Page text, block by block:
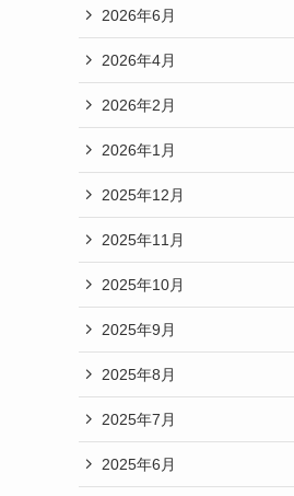
2026年6月
2026年4月
2026年2月
2026年1月
2025年12月
2025年11月
2025年10月
2025年9月
2025年8月
2025年7月
2025年6月